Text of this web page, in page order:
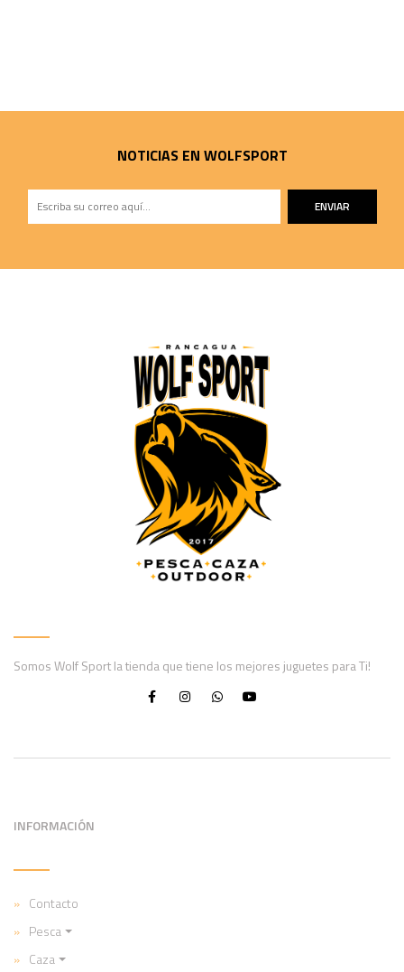
NOTICIAS EN WOLFSPORT
ENVIAR
Somos Wolf Sport la tienda que tiene los mejores juguetes para Ti!
INFORMACIÓN
Contacto
Pesca
Caza